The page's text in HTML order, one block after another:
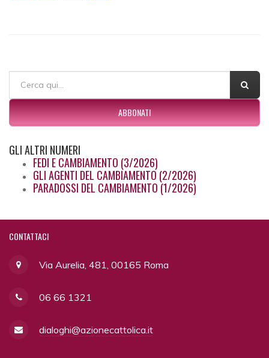
FORM DI RICERCA
ABBONATI
GLIALTRI NUMERI
FEDI E CAMBIAMENTO (3/2026)
GLI AGENTI DEL CAMBIAMENTO (2/2026)
PARADOSSI DEL CAMBIAMENTO (1/2026)
CONTATTACI
Via Aurelia, 481, 00165 Roma
06 66 1321
dialoghi@azionecattolica.it